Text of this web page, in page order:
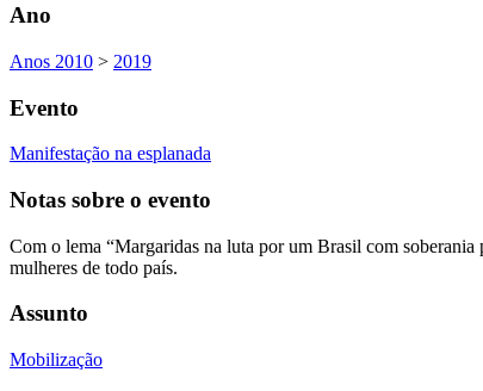
Ano
Anos 2010 > 2019
Evento
Manifestação na esplanada
Notas sobre o evento
Com o lema “Margaridas na luta por um Brasil com
mulheres de todo país.
Assunto
Mobilização